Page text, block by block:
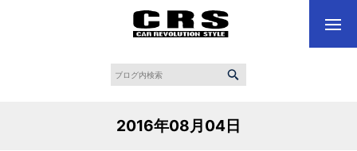
2016年08月04日